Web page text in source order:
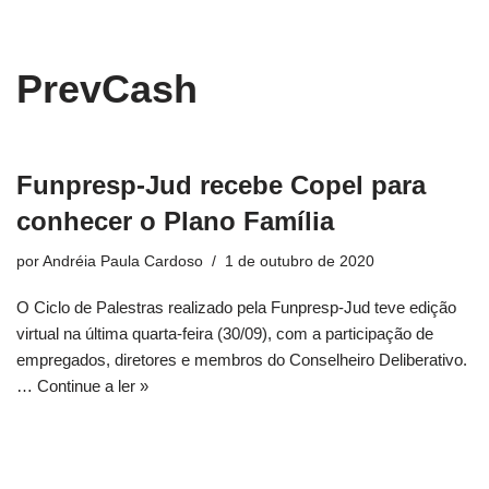
para
PrevCash
Funpresp-Jud recebe Copel para
conhecer o Plano Família
por Andréia Paula Cardoso 1 de outubro de 2020
O Ciclo de Palestras realizado pela Funpresp-Jud teve edição
virtual na última quarta-feira (30/09), com a participação de
empregados, diretores e membros do Conselheiro Deliberativo.
… Continue a ler »